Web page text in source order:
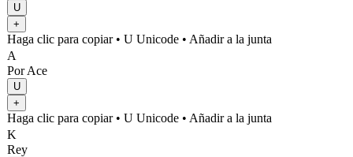
U
+
Haga clic para copiar• U Unicode • Añadir a la junta
A
Por Ace
U
+
Haga clic para copiar• U Unicode • Añadir a la junta
K
Rey